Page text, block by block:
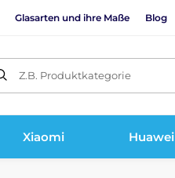
Glasarten und ihre Maße Blog
Z.B. Produktkategorie
Xiaomi Huawei